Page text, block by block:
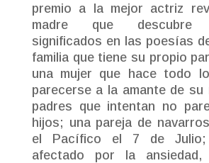
premio a la mejor actriz
madre que descubre
significados en las poesías
familia que tiene su propio
una mujer que hace todo
parecerse a la amante de su
padres que intentan no
hijos; una pareja de
el Pacífico el 7 de Julio;
afectado por la